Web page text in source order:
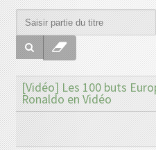
[Vidéo] Les 100 buts
Ronaldo en Vidéo